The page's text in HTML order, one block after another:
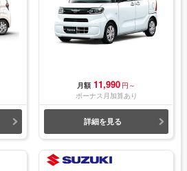
月額 11,990 円～
ボーナス月加算あり
詳細を見る